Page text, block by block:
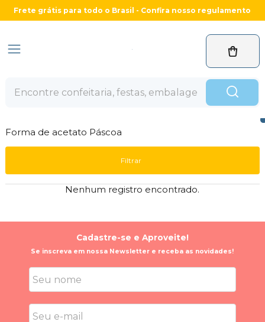
Frete grátis para todo o Brasil - Confira nosso regulamento
Forma de acetato Páscoa
Filtrar
Nenhum registro encontrado.
Cadastre-se e Aproveite!
Se inscreva em nossa Newsletter e receba as novidades!